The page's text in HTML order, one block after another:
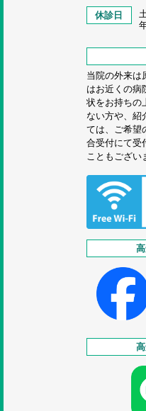
休診日
当院の外来は
はお近くの病
状をお持ちの
ない方や、紹
ては、ご希望
合受付にて受
こともござい